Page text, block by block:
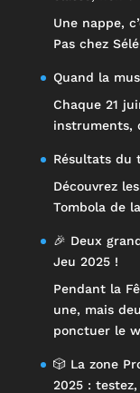
Une nappe,
Pas chez
Quand la
Chaque 21
instruments,
Résultats du
Découvrez
Tombola de
🎉 Deux
Jeu 2025 !
Pendant la
une, mais
ponctuer le
🎲 La zone
2025 :